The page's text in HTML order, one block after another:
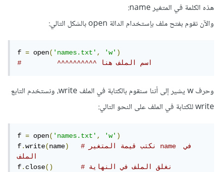
هذه الكلمة في المتغير name:
والآن نقوم بفتح ملف بإستخدام الدالة open بالشكل التالي:
f = open('names.txt', 'w')
#         ^^^^^^^^^^ اسم الملف هنا
وحرف w يشير إلى أننا سنقوم بالكتابة في الملف write، ونستخدم التابع
write للكتابة في الملف على النحو التالي:
f = open('names.txt', 'w')
f.write(name)
# نكتب قيمة المتغير name في
الملف
f.close() # نغلق الملف في النهاية